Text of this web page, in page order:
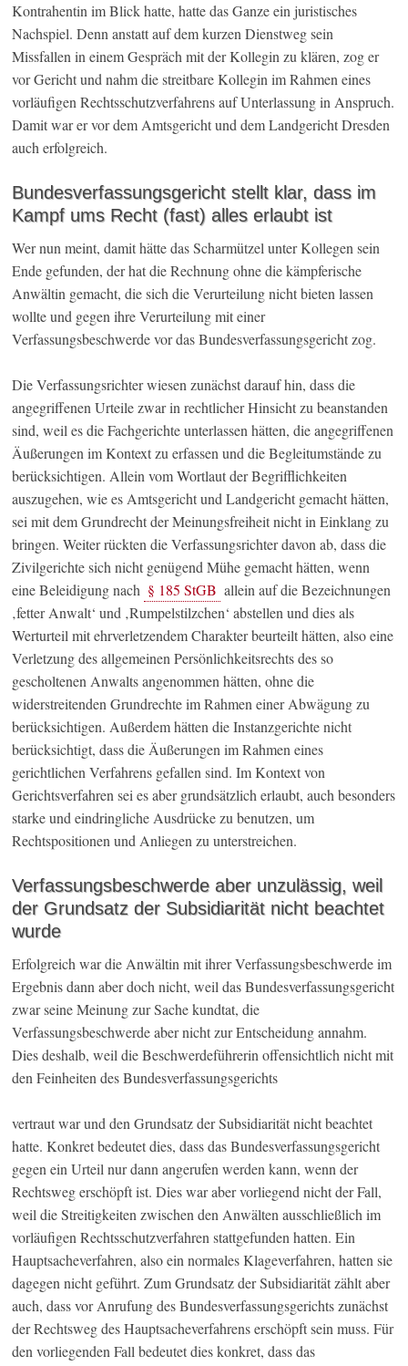
Kontrahentin im Blick hatte, hatte das Ganze ein juristisches
Nachspiel. Denn anstatt auf dem kurzen Dienstweg sein
Missfallen in einem Gespräch mit der Kollegin zu klären, zog er
vor Gericht und nahm die streitbare Kollegin im Rahmen eines
vorläufigen Rechtsschutzverfahrens auf Unterlassung in Anspruch.
Damit war er vor dem Amtsgericht und dem Landgericht Dresden
auch erfolgreich.
Bundesverfassungsgericht stellt klar, dass im
Kampf ums Recht (fast) alles erlaubt ist
Wer nun meint, damit hätte das Scharmützel unter Kollegen sein
Ende gefunden, der hat die Rechnung ohne die kämpferische
Anwältin gemacht, die sich die Verurteilung nicht bieten lassen
wollte und gegen ihre Verurteilung mit einer
Verfassungsbeschwerde vor das Bundesverfassungsgericht zog.
Die Verfassungsrichter wiesen zunächst darauf hin, dass die
angegriffenen Urteile zwar in rechtlicher Hinsicht zu beanstanden
sind, weil es die Fachgerichte unterlassen hätten, die angegriffenen
Äußerungen im Kontext zu erfassen und die Begleitumstände zu
berücksichtigen. Allein vom Wortlaut der Begrifflichkeiten
auszugehen, wie es Amtsgericht und Landgericht gemacht hätten,
sei mit dem Grundrecht der Meinungsfreiheit nicht in Einklang zu
bringen. Weiter rückten die Verfassungsrichter davon ab, dass die
Zivilgerichte sich nicht genügend Mühe gemacht hätten, wenn
eine Beleidigung nach § 185 StGB allein auf die Bezeichnungen
‚fetter Anwalt‘ und ‚Rumpelstilzchen‘ abstellen und dies als
Werturteil mit ehrverletzendem Charakter beurteilt hätten, also eine
Verletzung des allgemeinen Persönlichkeitsrechts des so
gescholtenen Anwalts angenommen hätten, ohne die
widerstreitenden Grundrechte im Rahmen einer Abwägung zu
berücksichtigen. Außerdem hätten die Instanzgerichte nicht
berücksichtigt, dass die Äußerungen im Rahmen eines
gerichtlichen Verfahrens gefallen sind. Im Kontext von
Gerichtsverfahren sei es aber grundsätzlich erlaubt, auch besonders
starke und eindringliche Ausdrücke zu benutzen, um
Rechtspositionen und Anliegen zu unterstreichen.
Verfassungsbeschwerde aber unzulässig, weil
der Grundsatz der Subsidiarität nicht beachtet
wurde
Erfolgreich war die Anwältin mit ihrer Verfassungsbeschwerde im
Ergebnis dann aber doch nicht, weil das Bundesverfassungsgericht
zwar seine Meinung zur Sache kundtat, die
Verfassungsbeschwerde aber nicht zur Entscheidung annahm.
Dies deshalb, weil die Beschwerdeführerin offensichtlich nicht mit
den Feinheiten des Bundesverfassungsgerichts
vertraut war und den Grundsatz der Subsidiarität nicht beachtet
hatte. Konkret bedeutet dies, dass das Bundesverfassungsgericht
gegen ein Urteil nur dann angerufen werden kann, wenn der
Rechtsweg erschöpft ist. Dies war aber vorliegend nicht der Fall,
weil die Streitigkeiten zwischen den Anwälten ausschließlich im
vorläufigen Rechtsschutzverfahren stattgefunden hatten. Ein
Hauptsacheverfahren, also ein normales Klageverfahren, hatten sie
dagegen nicht geführt. Zum Grundsatz der Subsidiarität zählt aber
auch, dass vor Anrufung des Bundesverfassungsgerichts zunächst
der Rechtsweg des Hauptsacheverfahrens erschöpft sein muss. Für
den vorliegenden Fall bedeutet dies konkret, dass das